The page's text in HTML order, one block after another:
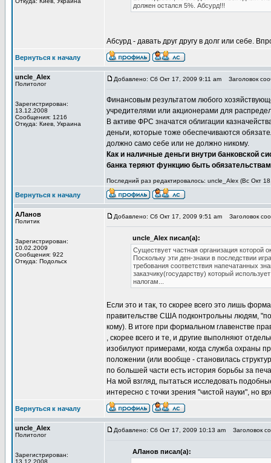
должен остался 5%. Абсурд!!!
Абсурд - давать друг другу в долг или себе.
Вернуться к началу
uncle_Alex
Политолог
Зарегистрирован:
13.12.2008
Сообщения: 1216
Откуда: Киев, Украина
Добавлено: Сб Окт 17, 2009 9:11 am Заголовок
Финансовым результатом любого
учредителями или акционерами для
В активе ФРС значатся облигации
деньги, которые тоже обеспечиваются
должно само себе или не должно никому.
Как и наличные деньги внутри банковской
банка теряют функцию быть
Последний раз редактировалось: uncle_Alex (Вс Окт
Вернуться к началу
АЛанов
Политик
Зарегистрирован:
10.02.2009
Сообщения: 922
Откуда: Подольск
Добавлено: Сб Окт 17, 2009 9:51 am Заголовок
uncle_Alex писал(а):
Существует частная организация которой
Поскольку эти ден-знаки в последствии
требования соответствия напечатанных
заказчику(государству) который
налогам...
Если это и так, то скорее всего это лишь
правительстве США подконтрольны людям,
кому). В итоге при формальном главенстве
, скорее всего и те, и другие выполняют
изобилуют примерами, когда служба охраны
положении (или вообще - становилась
по большей части есть история борьбы за
На мой взгляд, пытаться исследовать
интересно с точки зрения "чистой науки", но
Вернуться к началу
uncle_Alex
Политолог
Зарегистрирован:
13.12.2008
Добавлено: Сб Окт 17, 2009 10:13 am Заголовок
АЛанов писал(а):